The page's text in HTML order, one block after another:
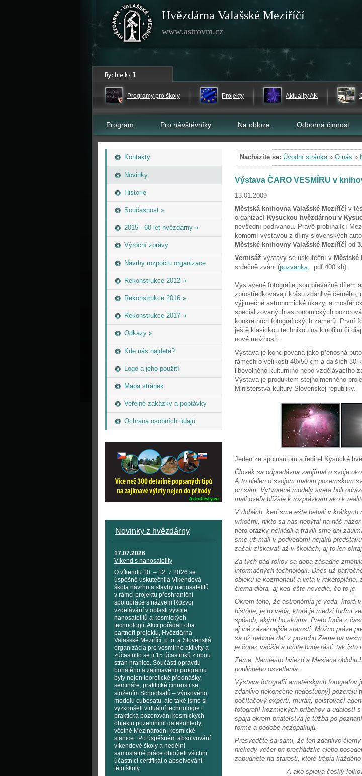
Hvězdárna Valašské Meziříčí
www.astrovm.cz
Programy pro školy Projekty Aktuality AK
Program Pro návštěvníky Na obloze Odborná činnost
Kontakty
Novinky
Historie
Současnost »
2015 - 60 let hvězdárny »
Výroční zprávy
Návrhy rozpočtu organizace
Rekonstrukce 2012 »
Rekonstrukce 2016 »
Rekonstrukce 2017 »
Odkazy »
Kde nás najdete?
Logo a jeho použití
Mapa stránek
Veřejné zakázky a poptávky
Ochrana osobních údajů
Novinky z hvězdárny
17.07.2026
Víkend s nanosatelity
O víkendu 10. – 12. 7 2026 se
úspěšně uskutečnila Víkendová
škola návrhu a stavby nanosatelitů
v rámci projektu přeshraniční
spolupráce s názvem Rozvoj
vzdělávání v oblasti vývoje
nanosatelitů a kosmických
technologií. Akci pořádali oba
partneři projektu, Hvězdárna
Valašské Meziříčí, p. o. a Slovenská
organizácia pre vesmírné aktivity a
zúčastnilo se ji 15 účastníků z obou
stran hranice. Součástí opravdu
bohatého a zajímavého programu
byly nejen teoretické přednášky,
semináře, praktické činnosti se
složením Schoolsatů – výukového
modelu cubesatu, ale také jsme si
vyzkoušeli virtuální technologie i
praktická pozorování kosmických
objektů pozemními dalekohledy,
včetně Mezinárodní kosmické
stanice. Po úspěšném absolvování
víkendové školy a nedělní
samostatné práce obdrželi všichni
účastníci certifikát o absolvování
této školy.
Nacházíte se: Úvodní stránka» O nás »
Výstava ČARO VESMÍRU v
13.01.2009
Městská knihovna Valašské Meziříčí v
organizací Kysuckou hvězdárnou v
nevšední podívanou. Právě probíhající
komorní výstavou z dílny slovenských
Městské knihovny Valašské Meziříčí od
Vernisáž výstavy se uskuteční v
srdečně zváni (pozvánka, pdf 400 kb).
Vystavené fotografie jsou převážně dílem
zprostředkovávají krásu zdánlivě
výjimečné astronomické úkazy,
specializovaných astronomických
konkrétních fotografických záměrů. První
ještě klasickou technikou na kinofilm či
nové možnosti.
Výstava je koncipovaná jako přenosná
rámech o velikosti 40x50 cm a dalších 30
libovolného kulturního nebo vzdělávacího
Výstava je produktem stejnojmenného
Ministerstva kultúry Slovenskej republiky.
Jeden ze spoluautorů a ředitel Kysucké
Človek sa odpradávna zaujímal o svoje
A to nielen o svojom malom pozemskom
on sám. Vytvorené modely sveta boli
mali oveľa bližšie k rozprávkam ako k
V dobách, keď sme ešte behali v krátkych
vrkočmi, nikto sa nás nepýtal na náš
tieto otázky nekládli a trávili sme dni
sme už mali v podvedomí nejakú
začali získavať až v školách, aj to len
Za tých pád rokov sa doba zásadne
informačných technológií. Dnes už
obleku je kozmonaut a lieta v
čierna diera, aj keď ešte nevedia, čo to je.
Okrem toho, že astronómia je veda, ktorá
histórie, je to veda, ktorá je medzi ľuďmi
spôsob, akým ho skúma. Preto ľudia z
aj iné závažnejšie starosti. Možno práve
sa už nebude dať z povrchu Zeme na
je čoraz väčšie a určite bude rásť, tak
Zeme. Namiesto hviezd a Mesiaca
pouličného osvetlenia.
Výstava fotografií amatérskych fotografov
zdanlivo nekonečne nedostupný)
počítačový experti, murári, poisťovací
fotografií kozmických príbehov a udalostí
spája okrem priateľstva je túžba po
forme a podobe nezopakujú.
Presvedčte sa sami, že ten zdanlivo
niekedy večer pri prechádzke alebo
zabudnete na starosti, ktoré trápia
A ako spieva český